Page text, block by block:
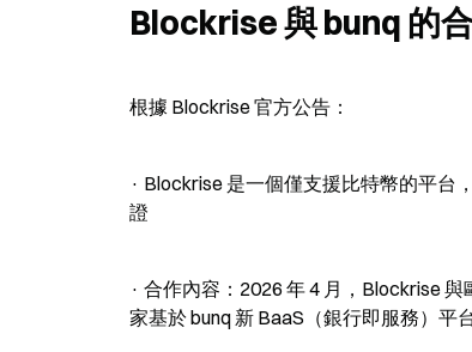
Blockrise 與 bunq 的
根據 Blockrise 官方公告：
· Blockrise 是一個僅支援比特幣的平台
證
· 合作內容：2026 年 4 月，Blockrise
家基於 bunq 新 BaaS（銀行即服務）平